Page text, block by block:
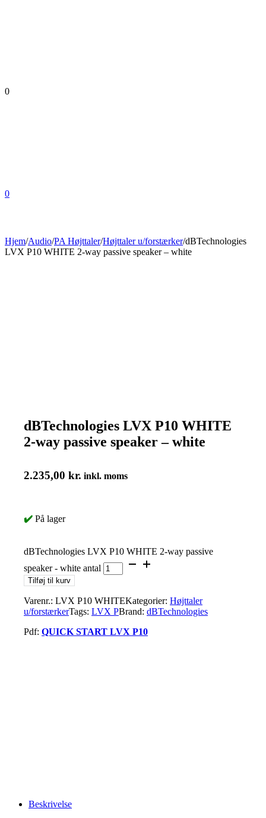
0
0
Hjem/Audio/PA Højttaler/Højttaler u/forstærker/dBTechnologies
LVX P10 WHITE 2-way passive speaker – white
dBTechnologies LVX P10 WHITE
2-way passive speaker – white
2.235,00 kr. inkl. moms
✔️ På lager
dBTechnologies LVX P10 WHITE 2-way passive
speaker - white antal
Tilføj til kurv
Varenr.: LVX P10 WHITEKategorier: Højttaler
u/forstærkerTags: LVX PBrand: dBTechnologies
Pdf: QUICK START LVX P10
Beskrivelse